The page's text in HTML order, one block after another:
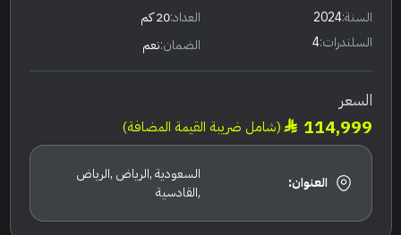
السنة:2024 العداد:20 كم
السلندرات:4 الضمان:نعم
السعر
114,999 (شامل ضريبة القيمة المضافة)
العنوان:
السعودية ,الرياض ,الرياض
,القادسية